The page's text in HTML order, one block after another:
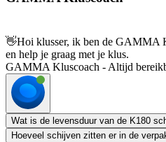
👋Hoi klusser, ik ben de GAMMA
en help je graag met je klus.
GAMMA Kluscoach - Altijd
Wat is de levensduur van de K180
Hoeveel schijven zitten er in de